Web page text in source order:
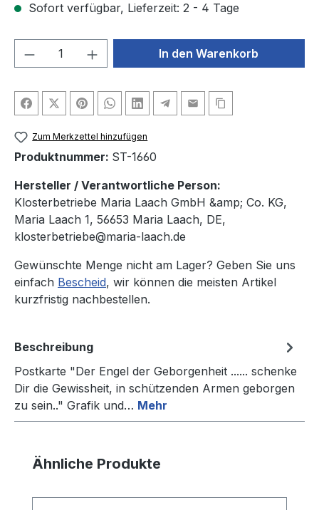
Sofort verfügbar, Lieferzeit: 2 - 4 Tage
Produkt Anzahl: Gib denIn den Warenkorb
Zum Merkzettel hinzufügen
Produktnummer: ST-1660
Hersteller / Verantwortliche Person:
Klosterbetriebe Maria Laach GmbH &amp; Co. KG,
Maria Laach 1, 56653 Maria Laach, DE,
klosterbetriebe@maria-laach.de
Gewünschte Menge nicht am Lager? Geben Sie uns
einfach Bescheid, wir können die meisten Artikel
kurzfristig nachbestellen.
Beschreibung
Postkarte "Der Engel der Geborgenheit ...... schenke
Dir die Gewissheit, in schützenden Armen geborgen
zu sein.." Grafik und… Mehr
Produktgalerie überspringen
Ähnliche Produkte